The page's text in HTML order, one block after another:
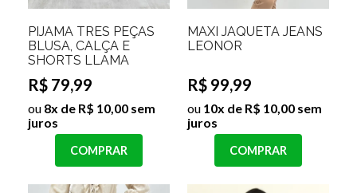
PIJAMA TRES PEÇAS
BLUSA, CALÇA E
SHORTS LLAMA
R$ 79,99
ou 8x de R$ 10,00 sem
juros
COMPRAR
MAXI JAQUETA JEANS
LEONOR
R$ 99,99
ou 10x de R$ 10,00 sem
juros
COMPRAR